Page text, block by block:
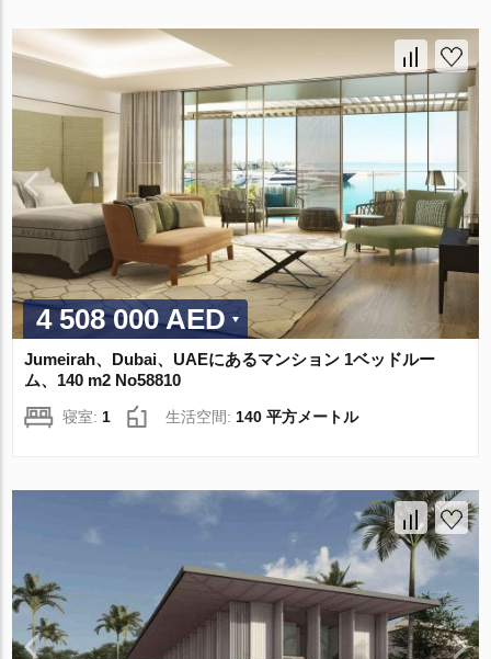
4 508 000 AED
Jumeirah、Dubai、UAEにあるマンション 1ベッドルー
ム、140 m2 No58810
寝室:1 生活空間:140 平方メートル